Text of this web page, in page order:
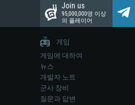
Join us
95,000,000명 이상
의 플레이어
게임
게임에 대하여
뉴스
개발자 노트
군사 장비
질문과 답변